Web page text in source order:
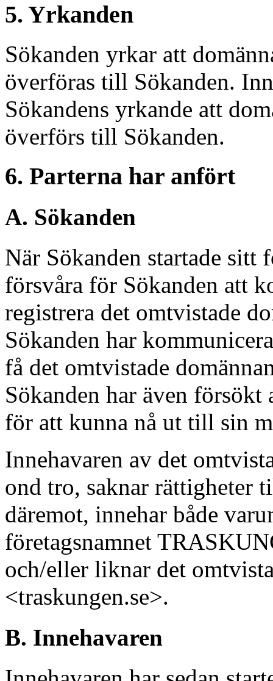
5. Yrkanden
Sökanden yrkar att
överföras till Sökanden.
Sökandens yrkande att
överförs till Sökanden.
6. Parterna har anfört
A. Sökanden
När Sökanden startade sitt
försvåra för Sökanden att
registrera det omtvistade
Sökanden har
få det omtvistade
Sökanden har även
för att kunna nå ut till sin
Innehavaren av det
ond tro, saknar rättigheter
däremot, innehar både
företagsnamnet
och/eller liknar det
<traskungen.se>.
B. Innehavaren